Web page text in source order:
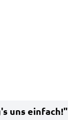
uns einfach!"